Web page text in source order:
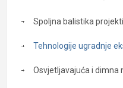
Spoljna balistika
Tehnologije ugradnje
Osvjetljavajuća i dimna